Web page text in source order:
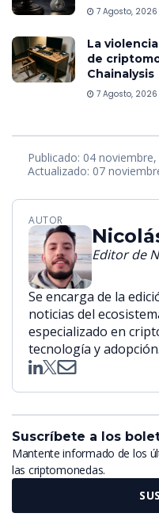
7 Agosto, 2026
La
de
Chainalysis
7 Agosto, 2026
Publicado: 04
Actualizado: 07
AUTOR
Editor de
Se encarga de la
noticias del
especializado en
tecnología y adopción.
Suscríbete a los
Mantente informado de los
las criptomonedas.